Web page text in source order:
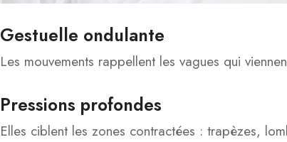
Gestuelle ondulante
Les mouvements rappellent les vagues qui
Pressions profondes
Elles ciblent les zones contractées : trapèzes,